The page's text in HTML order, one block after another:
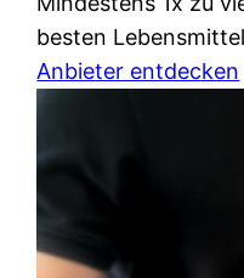
besten
Anbieter entdecken